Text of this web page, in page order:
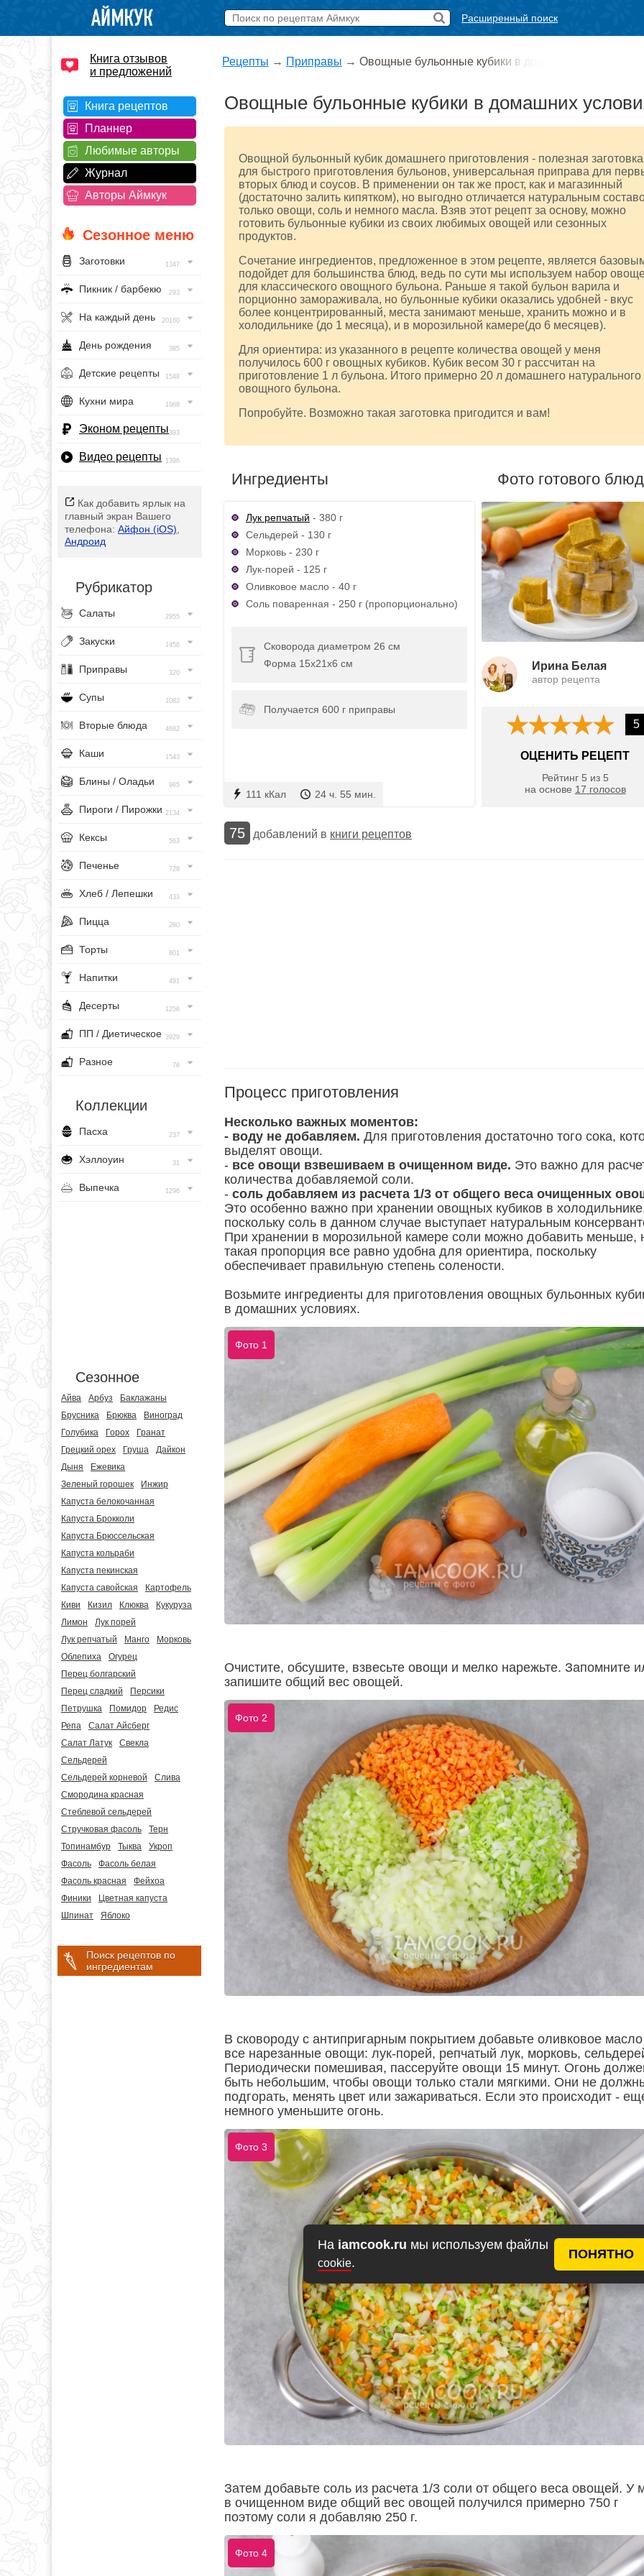
На iamcook.ru мы используем файлы
cookie.
ПОНЯТНО
Расширенный поиск
Книга отзывов
и предложений
Книга рецептов
Планнер
Любимые авторы
Журнал
Авторы Аймкук
Сезонное меню
Заготовки 1347
Пикник / барбекю 293
На каждый день 20160
День рождения 385
Детские рецепты 1548
Кухни мира 1968
Эконом рецепты393
Видео рецепты 1396
Как добавить ярлык на
главный экран Вашего
телефона: Айфон (iOS)
Андроид
Рубрикатор
Салаты 2955
Закуски 1456
Приправы 320
Супы 1083
Вторые блюда 4682
Каши 1543
Блины / Оладьи 965
Пироги / Пирожки 2134
Кексы 563
Печенье 728
Хлеб / Лепешки 433
Пицца 260
Торты 801
Напитки 491
Десерты 1256
ПП / Диетическое 3929
Разное 76
Коллекции
Пасха 237
Хэллоуин 31
Выпечка 1296
Сезонное
Айва Арбуз
Баклажаны
Брусника
Брюква
Виноград
Голубика
Горох
Гранат
Грецкий орех
Груша
Дайкон
Дыня
Ежевика
Зеленый горошек
Инжир
Капуста белокочанная
Капуста Брокколи
Капуста Брюссельская
Капуста кольраби
Капуста пекинская
Капуста савойская
Картофель
Киви
Кизил Клюква
Кукуруза
Лимон
Лук порей
Лук репчатый
Манго
Морковь
Облепиха
Огурец
Перец болгарский
Перец сладкий
Персики
Петрушка
Помидор
Редис
Репа
Салат Айсберг
Салат Латук
Свекла
Сельдерей
Сельдерей корневой
Слива
Смородина красная
Стеблевой сельдерей
Стручковая фасоль
Терн
Топинамбур
Тыква
Укроп
Фасоль
Фасоль белая
Фасоль красная
Фейхоа
Финики
Цветная капуста
Шпинат
Яблоко
Поиск рецептов по
ингредиентам
Рецепты → Приправы → Овощные бульонные кубики в дом
Овощные бульонные кубики в домашних
Овощной бульонный кубик домашнего приготовления - полезная заготовка
для быстрого приготовления бульонов, универсальная приправа для
вторых блюд и соусов. В применении он так же прост, как и магазинный
(достаточно залить кипятком), но выгодно отличается натуральным
только овощи, соль и немного масла. Взяв этот рецепт за основу, можно
готовить бульонные кубики из своих любимых овощей или сезонных
продуктов.
Сочетание ингредиентов, предложенное в этом рецепте, является
подойдет для большинства блюд, ведь по сути мы используем набор
для классического овощного бульона. Раньше я такой бульон варила и
порционно замораживала, но бульонные кубики оказались удобней - вкус
более концентрированный, места занимают меньше, хранить можно и в
холодильнике (до 1 месяца), и в морозильной камере(до 6 месяцев).
Для ориентира: из указанного в рецепте количества овощей у меня
получилось 600 г овощных кубиков. Кубик весом 30 г рассчитан на
приготовление 1 л бульона. Итого примерно 20 л домашнего натурального
овощного бульона.
Попробуйте. Возможно такая заготовка пригодится и вам!
Ингредиенты
Лук репчатый - 380 г
Сельдерей - 130 г
Морковь - 230 г
Лук-порей - 125 г
Оливковое масло - 40 г
Соль поваренная - 250 г (пропорционально)
Сковорода диаметром 26 см
Форма 15х21х6 см
Получается 600 г приправы
111 кКал 24 ч. 55 мин.
Фото готового
Ирина Белая
автор рецепта
5
ОЦЕНИТЬ РЕЦЕПТ
Рейтинг 5 из 5
на основе 17 голосов
75 добавлений в книги рецептов
Процесс приготовления
Несколько важных моментов:
- воду не добавляем. Для приготовления достаточно того сока,
выделят овощи.
- все овощи взвешиваем в очищенном виде. Это важно для
количества добавляемой соли.
- соль добавляем из расчета 1/3 от общего веса очищенных
Это особенно важно при хранении овощных кубиков в
поскольку соль в данном случае выступает натуральным
При хранении в морозильной камере соли можно добавить меньше,
такая пропорция все равно удобна для ориентира, поскольку
обеспечивает правильную степень солености.
Возьмите ингредиенты для приготовления овощных бульонных
в домашних условиях.
Фото 1
Очистите, обсушите, взвесьте овощи и мелко нарежьте. Запомните
запишите общий вес овощей.
Фото 2
В сковороду с антипригарным покрытием добавьте оливковое
все нарезанные овощи: лук-порей, репчатый лук, морковь,
Периодически помешивая, пассеруйте овощи 15 минут. Огонь
быть небольшим, чтобы овощи только стали мягкими. Они не
подгорать, менять цвет или зажариваться. Если это происходит -
немного уменьшите огонь.
Фото 3
Затем добавьте соль из расчета 1/3 соли от общего веса овощей. У
в очищенном виде общий вес овощей получился примерно 750 г
поэтому соли я добавляю 250 г.
Фото 4